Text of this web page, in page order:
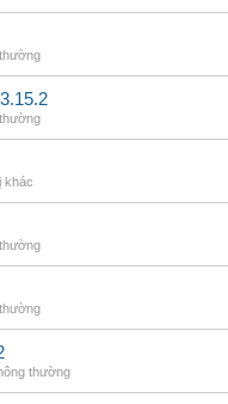
khác
thường